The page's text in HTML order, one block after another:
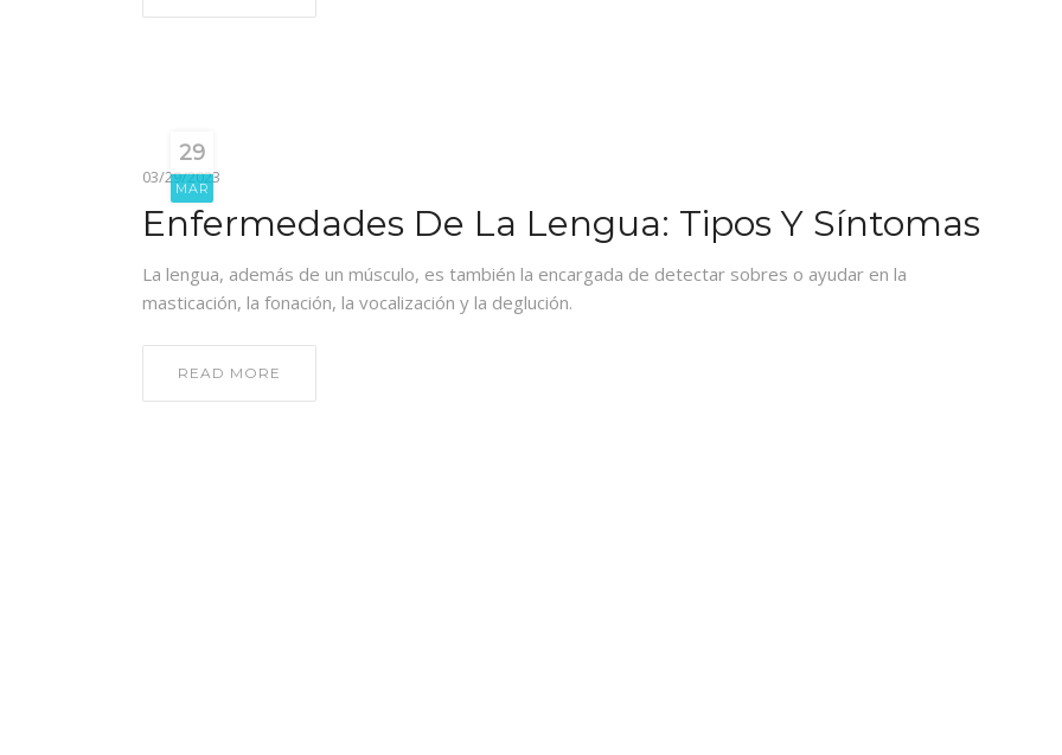
29
MAR
03/29/2023
Enfermedades De La Lengua: Tipos Y Síntomas
La lengua, además de un músculo, es también la encargada de detectar sobres o ayudar en la
masticación, la fonación, la vocalización y la deglución.
READ MORE